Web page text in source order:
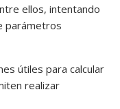
ellos, intentando
parámetros
útiles para calcular
realizar